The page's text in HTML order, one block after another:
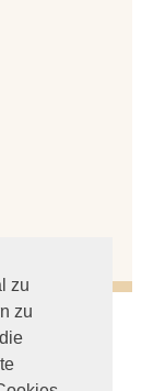
zu
zu